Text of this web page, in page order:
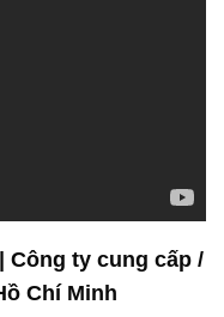
Công ty cung cấp /
Chí Minh